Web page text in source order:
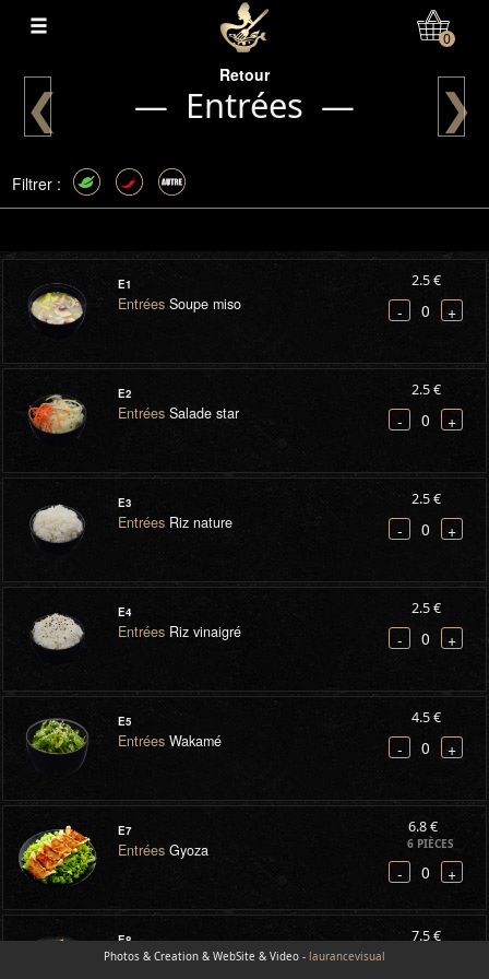
0
Retour
— Entrées —
❮ ❯
Filtrer :
E1
EntréesSoupe miso
2.5 €
- 0 +
E2
EntréesSalade star
2.5 €
- 0 +
E3
EntréesRiz nature
2.5 €
- 0 +
E4
EntréesRiz vinaigré
2.5 €
- 0 +
E5
EntréesWakamé
4.5 €
- 0 +
E7
EntréesGyoza
6.8 €
6 PIÈCES
- 0 +
E8
EntréesSalade avocat saumon
7.5 €
Photos & Creation & WebSite & Video - laurancevisual